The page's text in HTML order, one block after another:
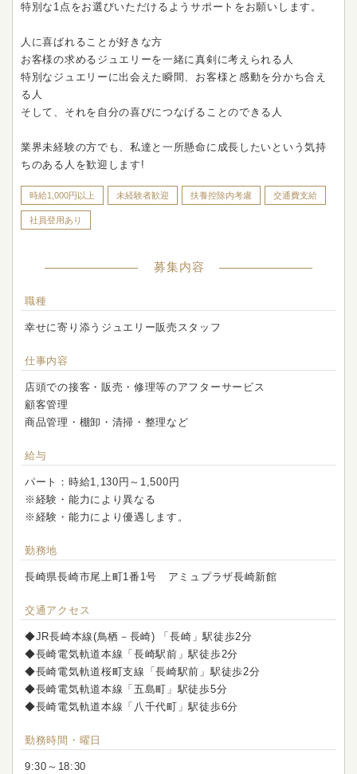
特別な1点をお選びいただけるようサポートをお願いします。
人に喜ばれることが好きな方
お客様の求めるジュエリーを一緒に真剣に考えられる人
特別なジュエリーに出会えた瞬間、お客様と感動を分かち合え
る人
そして、それを自分の喜びにつなげることのできる人
業界未経験の方でも、私達と一所懸命に成長したいという気持
ちのある人を歓迎します!
時給1,000円以上 未経験者歓迎 扶養控除内考慮 交通費支給
社員登用あり
募集内容
職種
幸せに寄り添うジュエリー販売スタッフ
仕事内容
店頭での接客・販売・修理等のアフターサービス
顧客管理
商品管理・棚卸・清掃・整理など
給与
パート：時給1,130円～1,500円
※経験・能力により異なる
※経験・能力により優遇します。
勤務地
長崎県長崎市尾上町1番1号 アミュプラザ長崎新館
交通アクセス
◆JR長崎本線(鳥栖－長崎) 「長崎」駅徒歩2分
◆長崎電気軌道本線「長崎駅前」駅徒歩2分
◆長崎電気軌道桜町支線「長崎駅前」駅徒歩2分
◆長崎電気軌道本線「五島町」駅徒歩5分
◆長崎電気軌道本線「八千代町」駅徒歩6分
勤務時間・曜日
9:30～18:30